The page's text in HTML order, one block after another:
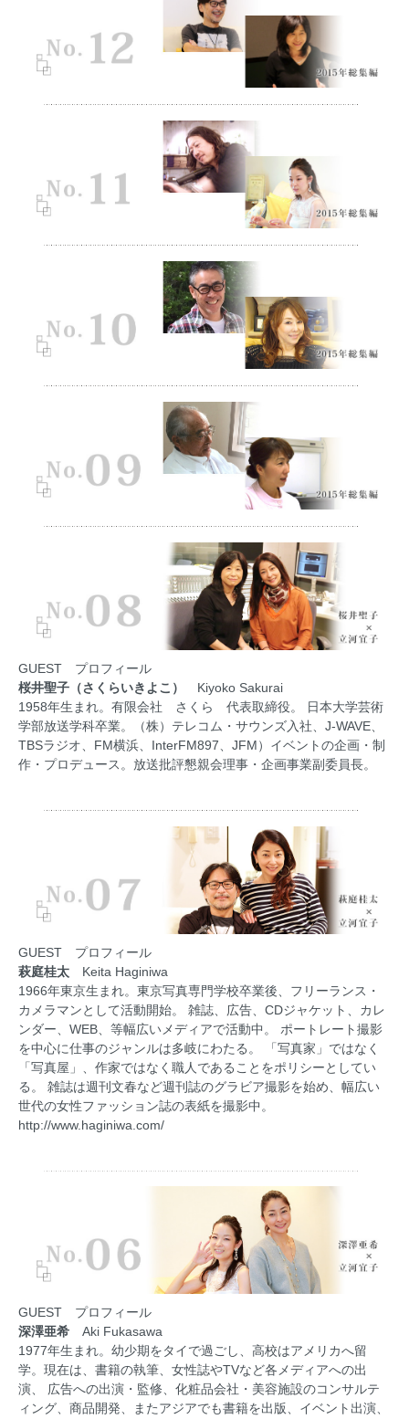
GUEST プロフィール
桜井聖子（さくらいきよこ）
Kiyoko Sakurai
1958年生まれ。有限会社 さくら 代表取締役。 日本大学芸術
学部放送学科卒業。（株）テレコム・サウンズ入社、J-WAVE、
TBSラジオ、FM横浜、InterFM897、JFM）イベントの企画・制
作・プロデュース。放送批評懇親会理事・企画事業副委員長。
GUEST プロフィール
萩庭桂太 Keita Haginiwa
1966年東京生まれ。東京写真専門学校卒業後、フリーランス・
カメラマンとして活動開始。 雑誌、広告、CDジャケット、カレ
ンダー、WEB、等幅広いメディアで活動中。 ポートレート撮影
を中心に仕事のジャンルは多岐にわたる。 「写真家」ではなく
「写真屋」、作家ではなく職人であることをポリシーとしてい
る。 雑誌は週刊文春など週刊誌のグラビア撮影を始め、幅広い
世代の女性ファッション誌の表紙を撮影中。
http://www.haginiwa.com/
GUEST プロフィール
深澤亜希 Aki Fukasawa
1977年生まれ。幼少期をタイで過ごし、高校はアメリカへ留
学。現在は、書籍の執筆、女性誌やTVなど各メディアへの出
演、 広告への出演・監修、化粧品会社・美容施設のコンサルテ
ィング、商品開発、またアジアでも書籍を出版、イベント出演、